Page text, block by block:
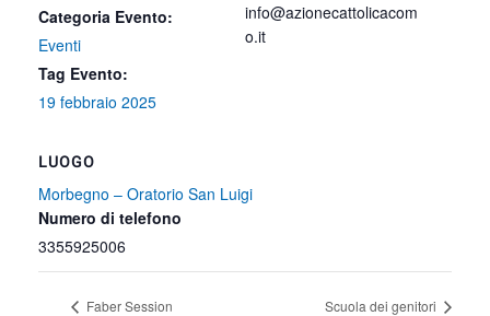
Categoria Evento:
Eventi
Tag Evento:
19 febbraio 2025
info@azionecattolicacom
o.it
LUOGO
Morbegno – Oratorio San Luigi
Numero di telefono
3355925006
Faber Session Scuola dei genitori